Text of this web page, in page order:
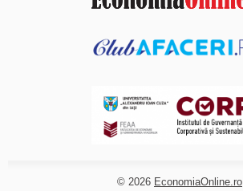
© 2026 EconomiaOnline.ro